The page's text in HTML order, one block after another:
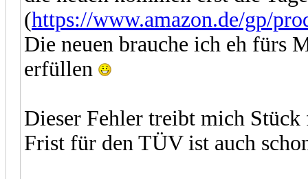
(https://www.amazon.de/gp/
Die neuen brauche ich eh fürs
erfüllen
Dieser Fehler treibt mich
Frist für den TÜV ist auch